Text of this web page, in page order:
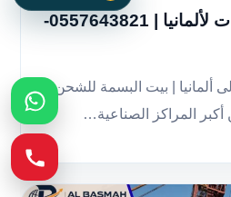
شركة شحن من الامارات لألمانيا | 0557643821-
ألمانيا | بيت البسمة للشحن
أكبر المراكز الصناعية…